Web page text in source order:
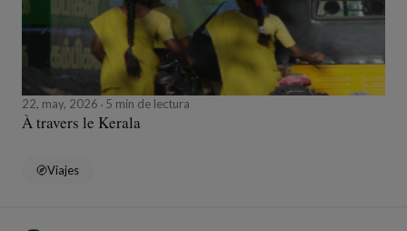
22, may, 2026 5 min de lectura
À travers le Kerala
Viajes